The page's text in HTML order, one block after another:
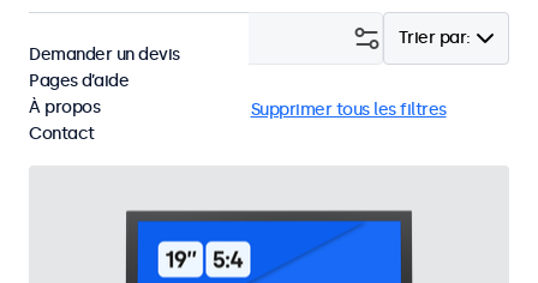
Trier par:
VGA Écrans 19 pouces Supprimer tous les filtres
Demander un devis
Pages d’aide
À propos
Contact